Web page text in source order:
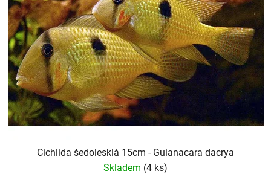
Cichlida šedolesklá 15cm - Guianacara dacrya
Skladem (4 ks)